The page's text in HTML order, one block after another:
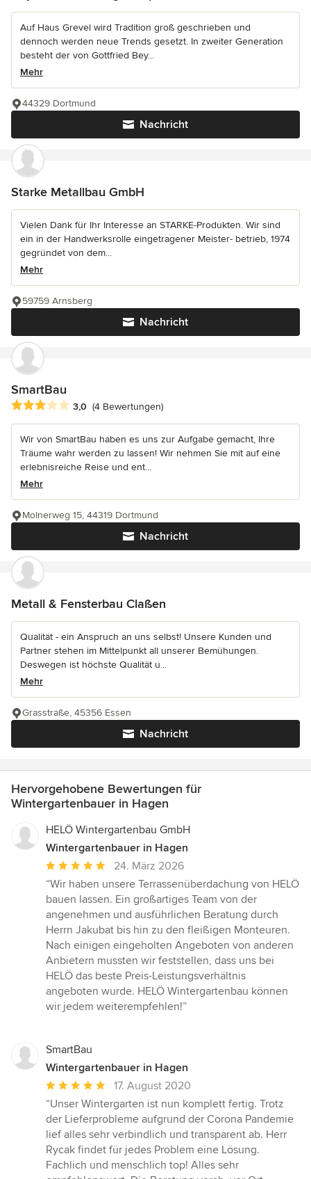
Auf Haus Grevel wird Tradition groß geschrieben und
dennoch werden neue Trends gesetzt. In zweiter Generation
besteht der von Gottfried Bey...
Mehr
Nachricht
44329 Dortmund
Starke Metallbau GmbH
Vielen Dank für Ihr Interesse an STARKE-Produkten. Wir sind
ein in der Handwerksrolle eingetragener Meister- betrieb, 1974
gegründet von dem...
Mehr
Nachricht
59759 Arnsberg
SmartBau
Durchschnittliche Bewertung: 3 von 5 Sternen
3,0 (4 Bewertungen)
Wir von SmartBau haben es uns zur Aufgabe gemacht, Ihre
Träume wahr werden zu lassen! Wir nehmen Sie mit auf eine
erlebnisreiche Reise und ent...
Mehr
Nachricht
Molnerweg 15, 44319 Dortmund
Metall & Fensterbau Claßen
Qualität - ein Anspruch an uns selbst! Unsere Kunden und
Partner stehen im Mittelpunkt all unserer Bemühungen.
Deswegen ist höchste Qualität u...
Mehr
Nachricht
Grasstraße, 45356 Essen
Hervorgehobene Bewertungen für
Wintergartenbauer in Hagen
HELÖ Wintergartenbau GmbH
Wintergartenbauer in Hagen
Durchschnittliche
Bewertung:
5
von
5
Sternen
24. März 2026
“Wir haben unsere Terrassenüberdachung von HELÖ
bauen lassen. Ein großartiges Team von der
angenehmen und ausführlichen Beratung durch
Herrn Jakubat bis hin zu den fleißigen Monteuren.
Nach einigen eingeholten Angeboten von anderen
Anbietern mussten wir feststellen, dass uns bei
HELÖ das beste Preis-Leistungsverhältnis
angeboten wurde. HELÖ Wintergartenbau können
wir jedem weiterempfehlen!”
SmartBau
Wintergartenbauer in Hagen
Durchschnittliche
Bewertung:
5
von
5
Sternen
17. August 2020
“Unser Wintergarten ist nun komplett fertig. Trotz
der Lieferprobleme aufgrund der Corona Pandemie
lief alles sehr verbindlich und transparent ab. Herr
Rycak findet für jedes Problem eine Lösung.
Fachlich und menschlich top! Alles sehr